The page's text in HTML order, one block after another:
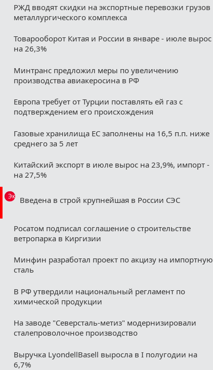
РЖД вводят скидки на экспортные перевозки грузов
металлургического комплекса
Товарооборот Китая и России в январе - июле вырос
на 26,3%
Минтранс предложил меры по увеличению
производства авиакеросина в РФ
Европа требует от Турции поставлять ей газ с
подтверждением его происхождения
Газовые хранилища ЕС заполнены на 16,5 п.п. ниже
среднего за 5 лет
Китайский экспорт в июле вырос на 23,9%, импорт -
на 27,5%
Эксклюзив
Введена в строй крупнейшая в России СЭС
Росатом подписал соглашение о строительстве
ветропарка в Киргизии
Минфин разработал проект по акцизу на импортную
сталь
В РФ утвердили национальный регламент по
химической продукции
На заводе "Северсталь-метиз" модернизировали
сталепроволочное производство
Выручка LyondellBasell выросла в I полугодии на
6,7%